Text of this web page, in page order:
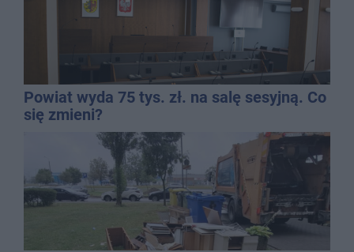
Powiat wyda 75 tys. zł. na salę sesyjną. Co
się zmieni?